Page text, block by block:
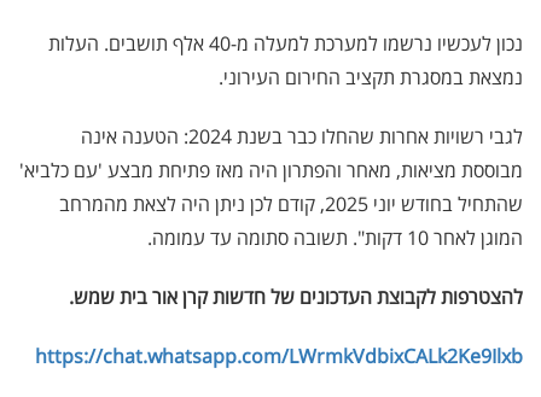
נכון לעכשיו נרשמו למערכת למעלה מ-40 אלף תושבים. העלות
נמצאת במסגרת תקציב החירום העירוני.
לגבי רשויות אחרות שהחלו כבר בשנת 2024: הטענה אינה
מבוססת מציאות, מאחר והפתרון היה מאז פתיחת מבצע 'עם כלביא'
שהתחיל בחודש יוני 2025, קודם לכן ניתן היה לצאת מהמרחב
המוגן לאחר 10 דקות". תשובה סתומה עד עמומה.
להצטרפות לקבוצת העדכונים של חדשות קרן אור בית שמש.
https://chat.whatsapp.com/LWrmkVdbixCALk2Ke9Ilxb